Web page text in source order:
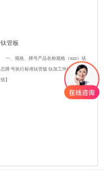
钛管板
一、规格、牌号产品名称规格（mm）状
态牌 号执行标准钛管板 钛加工件锻件...【详
情】